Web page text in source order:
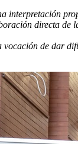
interpretación
directa de
vocación de dar